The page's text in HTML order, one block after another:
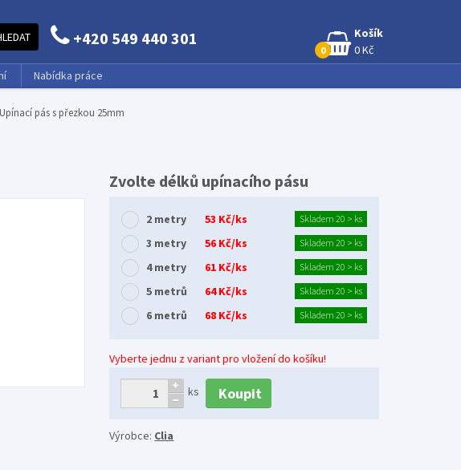
+420 549 440 301
Košík
0 Kč
0
Nabídka práce
Upínací pás s přezkou 25mm
Zvolte délků upínacího pásu
2 metry 53 Kč/ks Skladem 20 > ks
3 metry 56 Kč/ks Skladem 20 > ks
4 metry 61 Kč/ks Skladem 20 > ks
5 metrů 64 Kč/ks Skladem 20 > ks
6 metrů 68 Kč/ks Skladem 20 > ks
Vyberte jednu z variant pro vložení do košíku!
ks Koupit
Výrobce: Clia